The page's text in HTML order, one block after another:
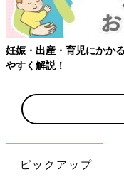
妊娠・出産・育児にかか
やすく解説！
ピックアップ